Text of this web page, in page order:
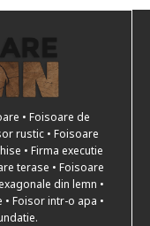
• Foisoare de
rustic • Foisoare
• Firma executie
terase • Foisoare
din lemn •
Foisor intr-o apa •